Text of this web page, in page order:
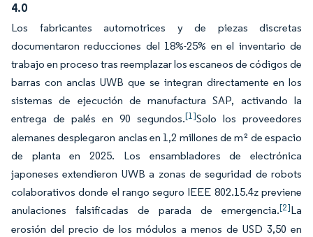
4.0
Los fabricantes automotrices y de piezas discretas
documentaron reducciones del 18%-25% en el inventario de
trabajo en proceso tras reemplazar los escaneos de códigos de
barras con anclas UWB que se integran directamente en los
sistemas de ejecución de manufactura SAP, activando la
entrega de palés en 90 segundos.[1]Solo los proveedores
alemanes desplegaron anclas en 1,2 millones de m² de espacio
de planta en 2025. Los ensambladores de electrónica
japoneses extendieron UWB a zonas de seguridad de robots
colaborativos donde el rango seguro IEEE 802.15.4z previene
anulaciones falsificadas de parada de emergencia.[2]La
erosión del precio de los módulos a menos de USD 3,50 en